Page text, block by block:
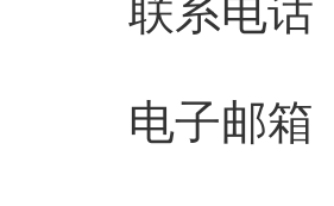
联系电话：
电子邮箱